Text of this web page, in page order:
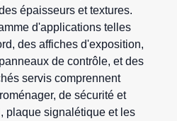
épaisseurs et textures.
d'applications telles
des affiches d'exposition,
de contrôle, et des
servis comprennent
de sécurité et
plaque signalétique et les